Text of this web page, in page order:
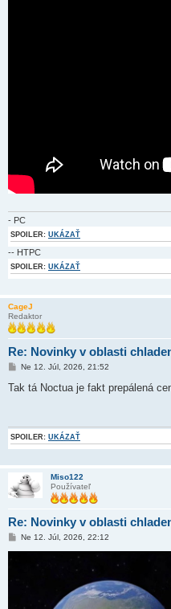
- PC
SPOILER: UKÁZAŤ
-- HTPC
SPOILER: UKÁZAŤ
CageJ
Redaktor
Re: Novinky v oblasti
P
í
o
k
Ne 12. Júl, 2026, 21:52
Tak tá Noctua je fakt prepálená
SPOILER: UKÁZAŤ
Miso122
Používateľ
Re: Novinky v oblasti
PNe 12. Júl, 2026, 22:12